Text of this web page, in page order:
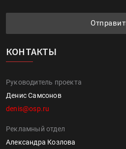
КОНТАКТЫ
Руководитель проекта
Денис Самсонов
denis@osp.ru
Рекламный отдел
Александра Козлова